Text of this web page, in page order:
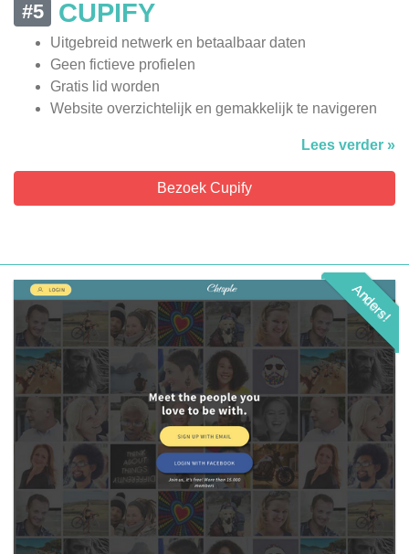
#5 CUPIFY
Uitgebreid netwerk en betaalbaar daten
Geen fictieve profielen
Gratis lid worden
Website overzichtelijk en gemakkelijk te navigeren
Lees verder »
Bezoek Cupify
Anders!